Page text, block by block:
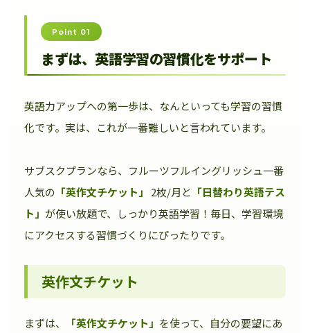
Point 01
まずは、英語学習の習慣化をサポート
英語力アップへの第一歩は、なんといっても学習の習慣
化です。実は、これが一番難しいと言われています。
サブスクプランなら、フルーツフルイングリッシュ一番
人気の 「英作文チケット」 2枚/月と 「日替わり英語テス
ト」 が使い放題で、しっかり英語学習！毎日、学習環境
にアクセスする習慣づくりにぴったりです。
英作文チケット
まずは、 「英作文チケット」 を使って、自分の要望にあ